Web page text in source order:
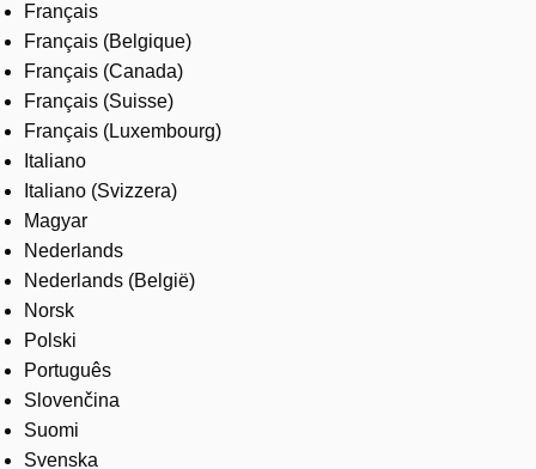
Français
Français (Belgique)
Français (Canada)
Français (Suisse)
Français (Luxembourg)
Italiano
Italiano (Svizzera)
Magyar
Nederlands
Nederlands (België)
Norsk
Polski
Português
Slovenčina
Suomi
Svenska